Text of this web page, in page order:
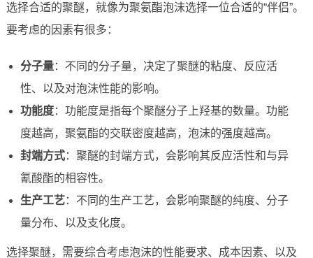
选择合适的聚醚，就像为聚氨酯泡沫选择一位合适的“伴侣”。
要考虑的因素有很多：
分子量：不同的分子量，决定了聚醚的粘度、反应活
性、以及对泡沫性能的影响。
功能度：功能度是指每个聚醚分子上羟基的数量。功能
度越高，聚氨酯的交联密度越高，泡沫的强度越高。
封端方式：聚醚的封端方式，会影响其反应活性和与异
氰酸酯的相容性。
生产工艺：不同的生产工艺，会影响聚醚的纯度、分子
量分布、以及支化度。
选择聚醚，需要综合考虑泡沫的性能要求、成本因素、以及